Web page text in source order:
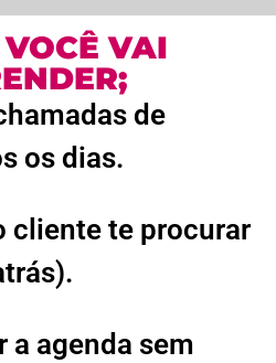
VAI
de
os dias.
cliente te procurar
a agenda sem